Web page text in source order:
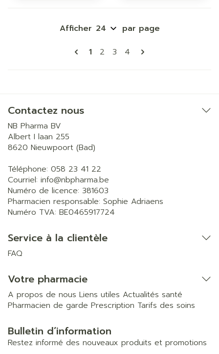
Pages
Vous lisez actuellement la page
1 Page
2 Page
3 Page
4
Afficher par page
Contactez nous
NB Pharma BV
Albert I laan 255
8620 Nieuwpoort (Bad)
Téléphone: 058 23 41 22
Courriel: info@nbpharma.be
Numéro de licence: 381603
Pharmacien responsable: Sophie Adriaens
Numéro TVA: BE0465917724
Service à la clientèle
FAQ
Votre pharmacie
A propos de nous Liens utiles Actualités santé
Pharmacien de garde Prescription Tarifs des soins
Bulletin d’information
Restez informé des nouveaux produits et promotions